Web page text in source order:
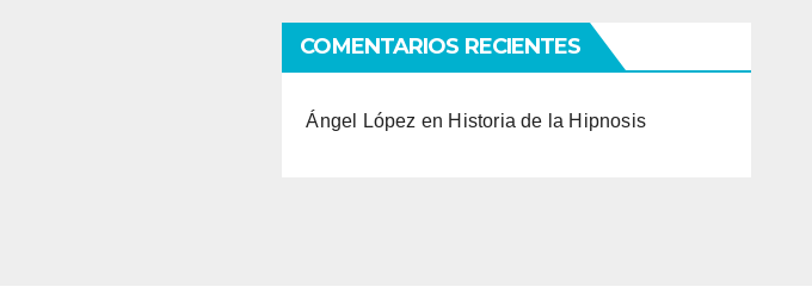
COMENTARIOS RECIENTES
Ángel López en Historia de la Hipnosis